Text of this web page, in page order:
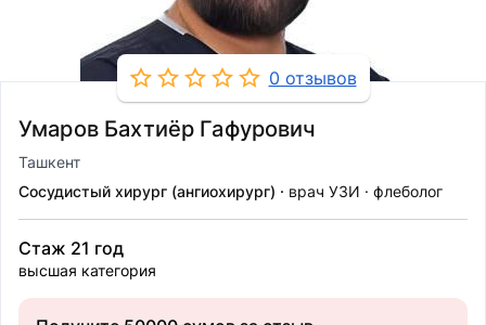
0 отзывов
Умаров Бахтиёр Гафурович
Ташкент
Сосудистый хирург (ангиохирург)
врач УЗИ флеболог
Стаж 21 год
высшая категория